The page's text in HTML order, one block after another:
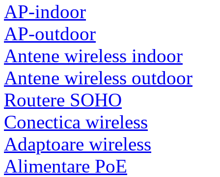
AP-indoor
AP-outdoor
Antene wireless indoor
Antene wireless outdoor
Routere SOHO
Conectica wireless
Adaptoare wireless
Alimentare PoE